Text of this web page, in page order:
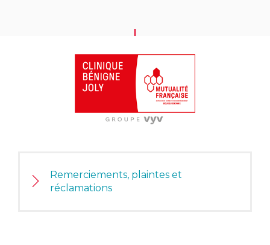
HAUT DE PAGE
Remerciements, plaintes et
réclamations